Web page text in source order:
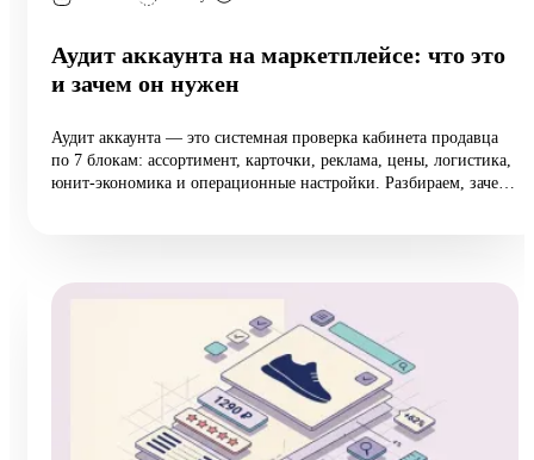
Аудит аккаунта на маркетплейсе: что это
и зачем он нужен
Аудит аккаунта — это системная проверка кабинета продавца
по 7 блокам: ассортимент, карточки, реклама, цены, логистика,
юнит-экономика и операционные настройки. Разбираем, зачем
оборота на 12%.